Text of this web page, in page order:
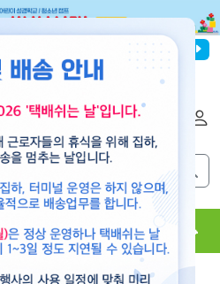
파이디온선교회
용품 현수막 콘텐츠